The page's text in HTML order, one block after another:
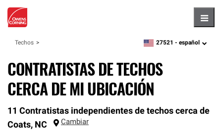
Techos zipcode, language
27521 - español
CONTRATISTAS DE TECHOS
CERCA DE MI UBICACIÓN
11 Contratistas independientes de techos cerca de
Coats, NC Cambiar